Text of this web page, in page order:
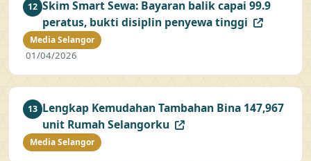
12 Skim Smart Sewa: Bayaran balik capai 99.9
peratus, bukti disiplin penyewa tinggi
Media Selangor
01/04/2026
13 Lengkap Kemudahan Tambahan Bina 147,967
unit Rumah Selangorku
Media Selangor